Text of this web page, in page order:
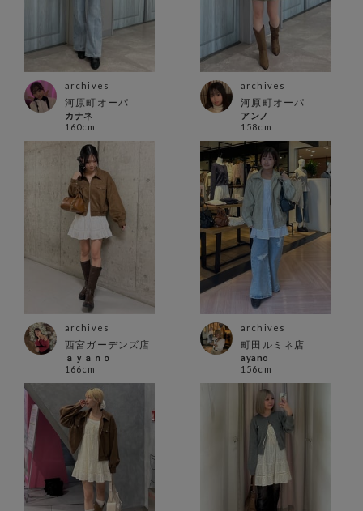
archives
河原町オーパ
カナネ
160cm
archives
河原町オーパ
アンノ
158cm
archives
西宮ガーデンズ店
ａｙａｎｏ
166cm
archives
町田ルミネ店
ayano
156cm